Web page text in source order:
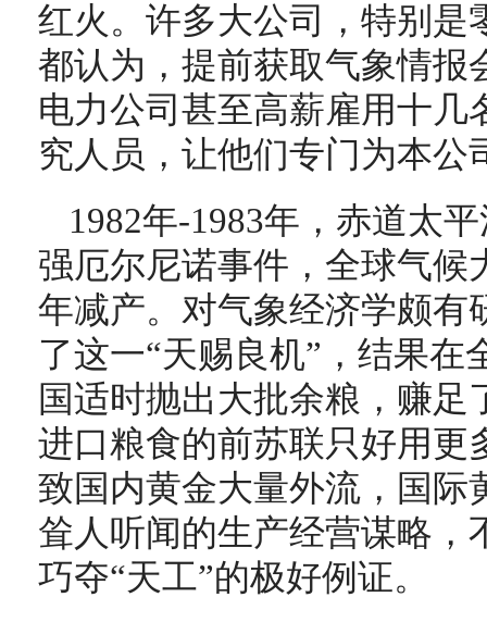
红火。许多大公司，特别是
都认为，提前获取气象情报
电力公司甚至高薪雇用十几
究人员，让他们专门为本公
1982年-1983年，赤道太
强厄尔尼诺事件，全球气候
年减产。对气象经济学颇有
了这一“天赐良机”，结果在
国适时抛出大批余粮，赚足
进口粮食的前苏联只好用更
致国内黄金大量外流，国际
耸人听闻的生产经营谋略，
巧夺“天工”的极好例证。